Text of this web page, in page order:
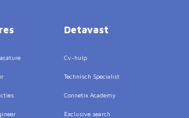
Detavast
Cv-hulp
Technisch Specialist
Connetix Academy
Exclusive search